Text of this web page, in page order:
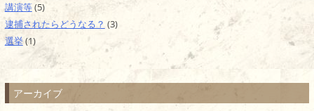
講演等(5)
逮捕されたらどうなる？ (3)
選挙(1)
アーカイブ